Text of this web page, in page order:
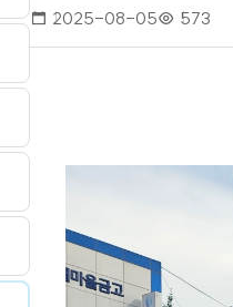
작
2025-08-05
조
573